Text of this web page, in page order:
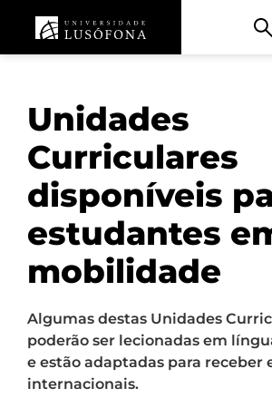
Unidades
Curriculares
disponíveis
estudantes
mobilidade
Algumas destas Unidades
poderão ser lecionadas em
e estão adaptadas para receber
internacionais.